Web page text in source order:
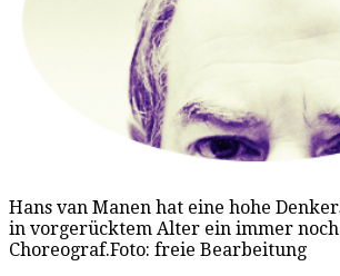
Hans van Manen hat eine hohe
in vorgerücktem Alter ein immer
Choreograf.Foto: freie Bearbeitung